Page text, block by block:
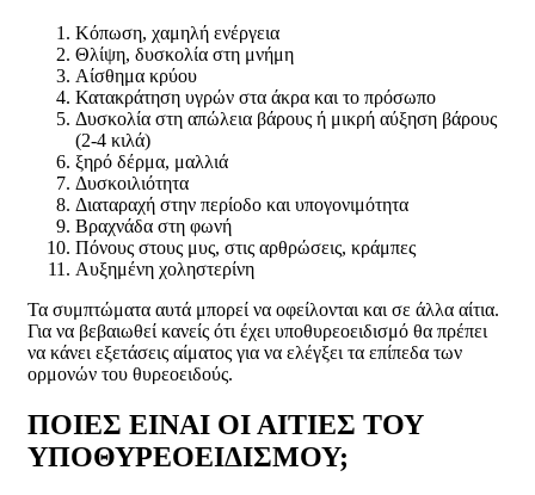
Κόπωση, χαμηλή ενέργεια
Θλίψη, δυσκολία στη μνήμη
Αίσθημα κρύου
Κατακράτηση υγρών στα άκρα και το πρόσωπο
Δυσκολία στη απώλεια βάρους ή μικρή αύξηση βάρους
(2-4 κιλά)
ξηρό δέρμα, μαλλιά
Δυσκοιλιότητα
Διαταραχή στην περίοδο και υπογονιμότητα
Βραχνάδα στη φωνή
Πόνους στους μυς, στις αρθρώσεις, κράμπες
Αυξημένη χοληστερίνη
Τα συμπτώματα αυτά μπορεί να οφείλονται και σε άλλα αίτια.
Για να βεβαιωθεί κανείς ότι έχει υποθυρεοειδισμό θα πρέπει
να κάνει εξετάσεις αίματος για να ελέγξει τα επίπεδα των
ορμονών του θυρεοειδούς.
ΠΟΙΕΣ ΕΙΝΑΙ ΟΙ ΑΙΤΙΕΣ ΤΟΥ
ΥΠΟΘΥΡΕΟΕΙΔΙΣΜΟΥ;